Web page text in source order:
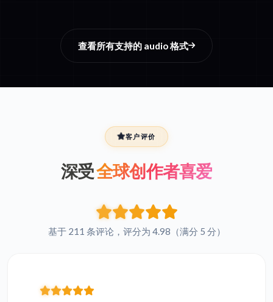
查看所有支持的 audio 格式
客户评价
深受全球创作者喜爱
基于 211 条评论，评分为 4.98（满分 5 分）